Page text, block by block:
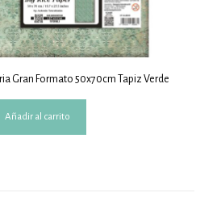
Gran Formato 50x70cm Tapiz Verde
Añadir al carrito